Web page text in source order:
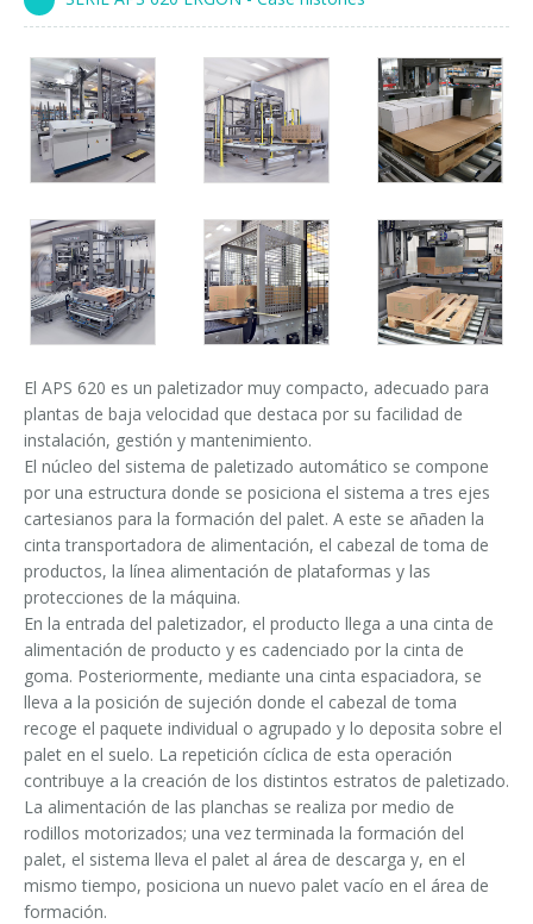
entrada en línea
entrada a 90°
Cursos paletizadores
El APS 620 es un paletizador muy compacto, adecuado para
plantas de baja velocidad que destaca por su facilidad de
instalación, gestión y mantenimiento.
El núcleo del sistema de paletizado automático se compone
por una estructura donde se posiciona el sistema a tres ejes
cartesianos para la formación del palet. A este se añaden la
cinta transportadora de alimentación, el cabezal de toma de
productos, la línea alimentación de plataformas y las
protecciones de la máquina.
En la entrada del paletizador, el producto llega a una cinta de
alimentación de producto y es cadenciado por la cinta de
goma. Posteriormente, mediante una cinta espaciadora, se
lleva a la posición de sujeción donde el cabezal de toma
recoge el paquete individual o agrupado y lo deposita sobre el
palet en el suelo. La repetición cíclica de esta operación
contribuye a la creación de los distintos estratos de paletizado.
La alimentación de las planchas se realiza por medio de
rodillos motorizados; una vez terminada la formación del
palet, el sistema lleva el palet al área de descarga y, en el
mismo tiempo, posiciona un nuevo palet vacío en el área de
formación.